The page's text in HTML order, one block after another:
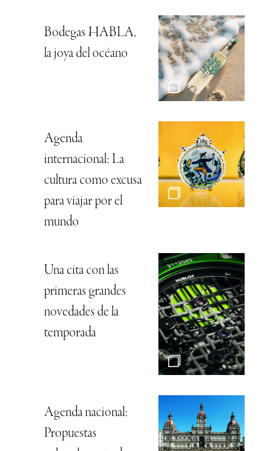
Bodegas HABLA,
la joya del océano
Agenda
internacional: La
cultura como excusa
para viajar por el
mundo
Una cita con las
primeras grandes
novedades de la
temporada
Agenda nacional:
Propuestas